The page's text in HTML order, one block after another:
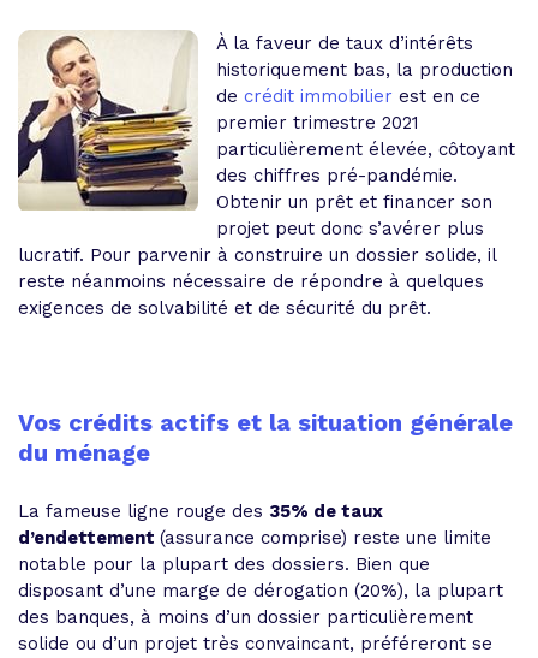
À la faveur de taux d’intérêts
historiquement bas, la production
de crédit immobilier est en ce
premier trimestre 2021
particulièrement élevée, côtoyant
des chiffres pré-pandémie.
Obtenir un prêt et financer son
projet peut donc s’avérer plus
lucratif. Pour parvenir à construire un dossier solide, il
reste néanmoins nécessaire de répondre à quelques
exigences de solvabilité et de sécurité du prêt.
Vos crédits actifs et la situation générale
du ménage
La fameuse ligne rouge des 35% de taux
d’endettement (assurance comprise) reste une limite
notable pour la plupart des dossiers. Bien que
disposant d’une marge de dérogation (20%), la plupart
des banques, à moins d’un dossier particulièrement
solide ou d’un projet très convaincant, préféreront se